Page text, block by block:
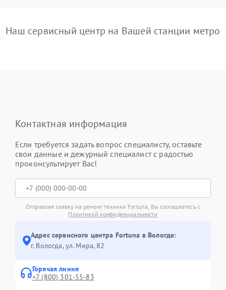
Наш сервисный центр на Вашей станции метро
Контактная информация
Если требуется задать вопрос специалисту, оставьте
свои данные и дежурный специалист с радостью
проконсультирует Вас!
Отправляя заявку на ремонт техники Fortuna, Вы соглашаетесь с
Политикой конфиденциальности
Адрес сервисного центра Fortuna в Вологде:
г. Вологда, ул. Мира, 82
Горячая линия
+7 (800) 301-55-83